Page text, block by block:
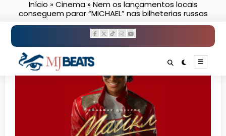
Início »Cinema»Nem os lançamentos locais
conseguem parar “MICHAEL” nas bilheterias russas